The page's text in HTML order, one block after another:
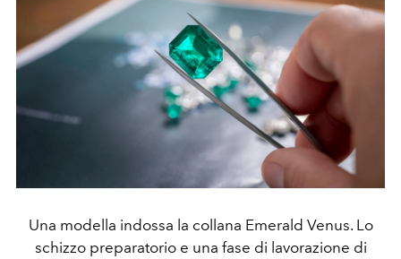
Una modella indossa la collana Emerald Venus. Lo
schizzo preparatorio e una fase di lavorazione di